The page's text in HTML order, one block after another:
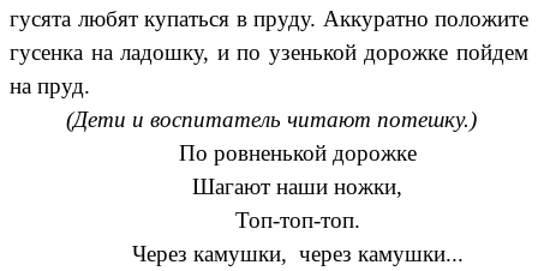
гусята любят купаться в пруду. Аккуратно положите
гусенка на ладошку, и по узенькой дорожке пойдем
на пруд.
(Дети и воспитатель читают потешку.)
По ровненькой дорожке
Шагают наши ножки,
Топ-топ-топ.
Через камушки, через камушки...